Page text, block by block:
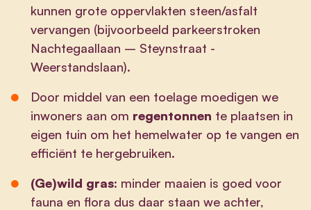
kunnen grote oppervlakten steen/asfalt
vervangen (bijvoorbeeld parkeerstroken
Nachtegaallaan – Steynstraat -
Weerstandslaan).
Door middel van een toelage moedigen we
inwoners aan om regentonnen te plaatsen in
eigen tuin om het hemelwater op te vangen en
efficiënt te hergebruiken.
(Ge)wild gras: minder maaien is goed voor
fauna en flora dus daar staan we achter,